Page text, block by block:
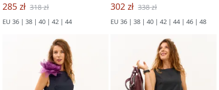
285 zł 318 zł
EU 36 | 38 | 40 | 42 | 44
302 zł 338 zł
EU 36 | 38 | 40 | 42 | 44 | 46 | 48